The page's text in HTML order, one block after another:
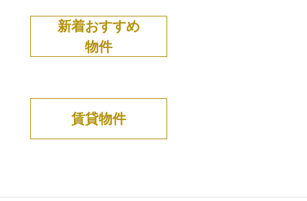
新着おすすめ
物件
賃貸物件